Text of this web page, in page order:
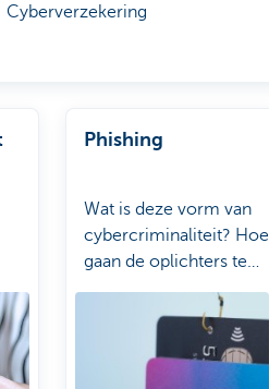
Cyberverzekering
Phishing
Wat is deze vorm van
cybercriminaliteit? Hoe
gaan de oplichters te
werk en hoe kan je
jezelf ertegen
beschermen?